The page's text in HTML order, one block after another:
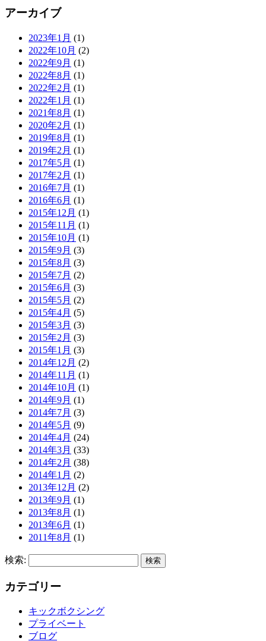
アーカイブ
2023年1月 (1)
2022年10月 (2)
2022年9月 (1)
2022年8月 (1)
2022年2月 (1)
2022年1月 (1)
2021年8月 (1)
2020年2月 (1)
2019年8月 (1)
2019年2月 (1)
2017年5月 (1)
2017年2月 (1)
2016年7月 (1)
2016年6月 (1)
2015年12月 (1)
2015年11月 (1)
2015年10月 (1)
2015年9月 (3)
2015年8月 (3)
2015年7月 (2)
2015年6月 (3)
2015年5月 (2)
2015年4月 (5)
2015年3月 (3)
2015年2月 (3)
2015年1月 (3)
2014年12月 (2)
2014年11月 (1)
2014年10月 (1)
2014年9月 (1)
2014年7月 (3)
2014年5月 (9)
2014年4月 (24)
2014年3月 (33)
2014年2月 (38)
2014年1月 (2)
2013年12月 (2)
2013年9月 (1)
2013年8月 (1)
2013年6月 (1)
2011年8月 (1)
検索:
カテゴリー
キックボクシング
プライベート
ブログ